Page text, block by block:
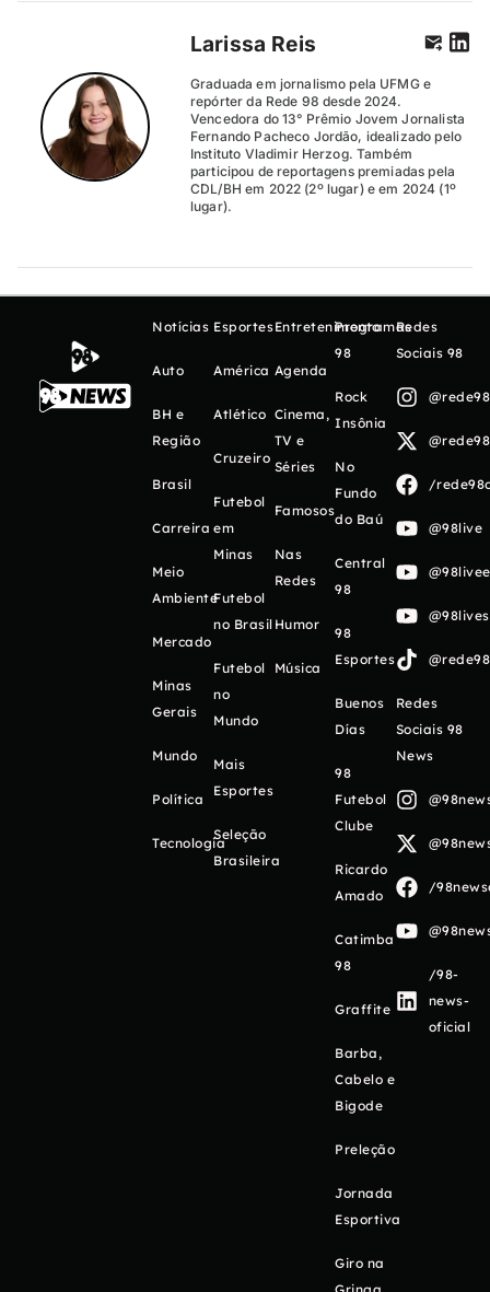
Larissa Reis
Graduada em jornalismo pela UFMG e
repórter da Rede 98 desde 2024.
Vencedora do 13° Prêmio Jovem Jornalista
Fernando Pacheco Jordão, idealizado pelo
Instituto Vladimir Herzog. Também
participou de reportagens premiadas pela
CDL/BH em 2022 (2º lugar) e em 2024 (1º
lugar).
Notícias
Auto
BH e
Região
Brasil
Carreira
Meio
Ambiente
Mercado
Minas
Gerais
Mundo
Política
Tecnologia
Esportes
América
Atlético
Cruzeiro
Futebol
em
Minas
Futebol
no Brasil
Futebol
no
Mundo
Mais
Esportes
Seleção
Brasileira
Entretenimento
Agenda
Cinema,
TV e
Séries
Famosos
Nas
Redes
Humor
Música
Programas
98
Rock
Insônia
No
Fundo
do Baú
Central
98
98
Esportes
Buenos
Días
98
Futebol
Clube
Ricardo
Amado
Catimba
98
Graffite
Barba,
Cabelo e
Bigode
Preleção
Jornada
Esportiva
Giro na
Redes
Sociais 98
/
@98live
Redes
Sociais 98
News
/
/98-
news-
oficial